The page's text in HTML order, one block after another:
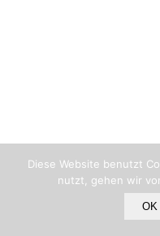
Diese Website benutzt
nutzt, gehen wir
OK